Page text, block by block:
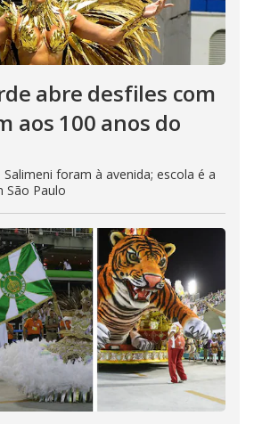
abre desfiles com
aos 100 anos do
Salimeni foram à avenida; escola é a
São Paulo